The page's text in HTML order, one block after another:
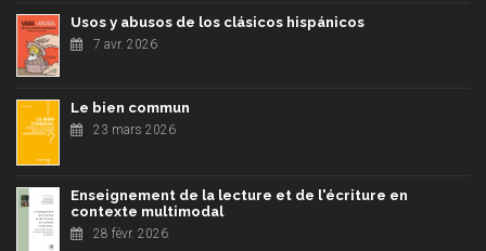
Usos y abusos de los clásicos hispánicos
7 avr. 2026
Le bien commun
23 mars 2026
Enseignement de la lecture et de l'écriture en
contexte multimodal
28 févr. 2026